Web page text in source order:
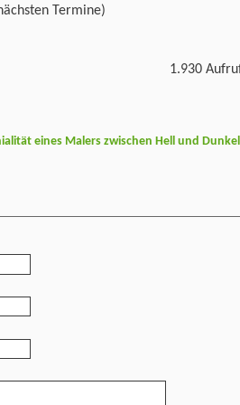
Termine)
1.930
eines Malers zwischen Hell und Dunkel